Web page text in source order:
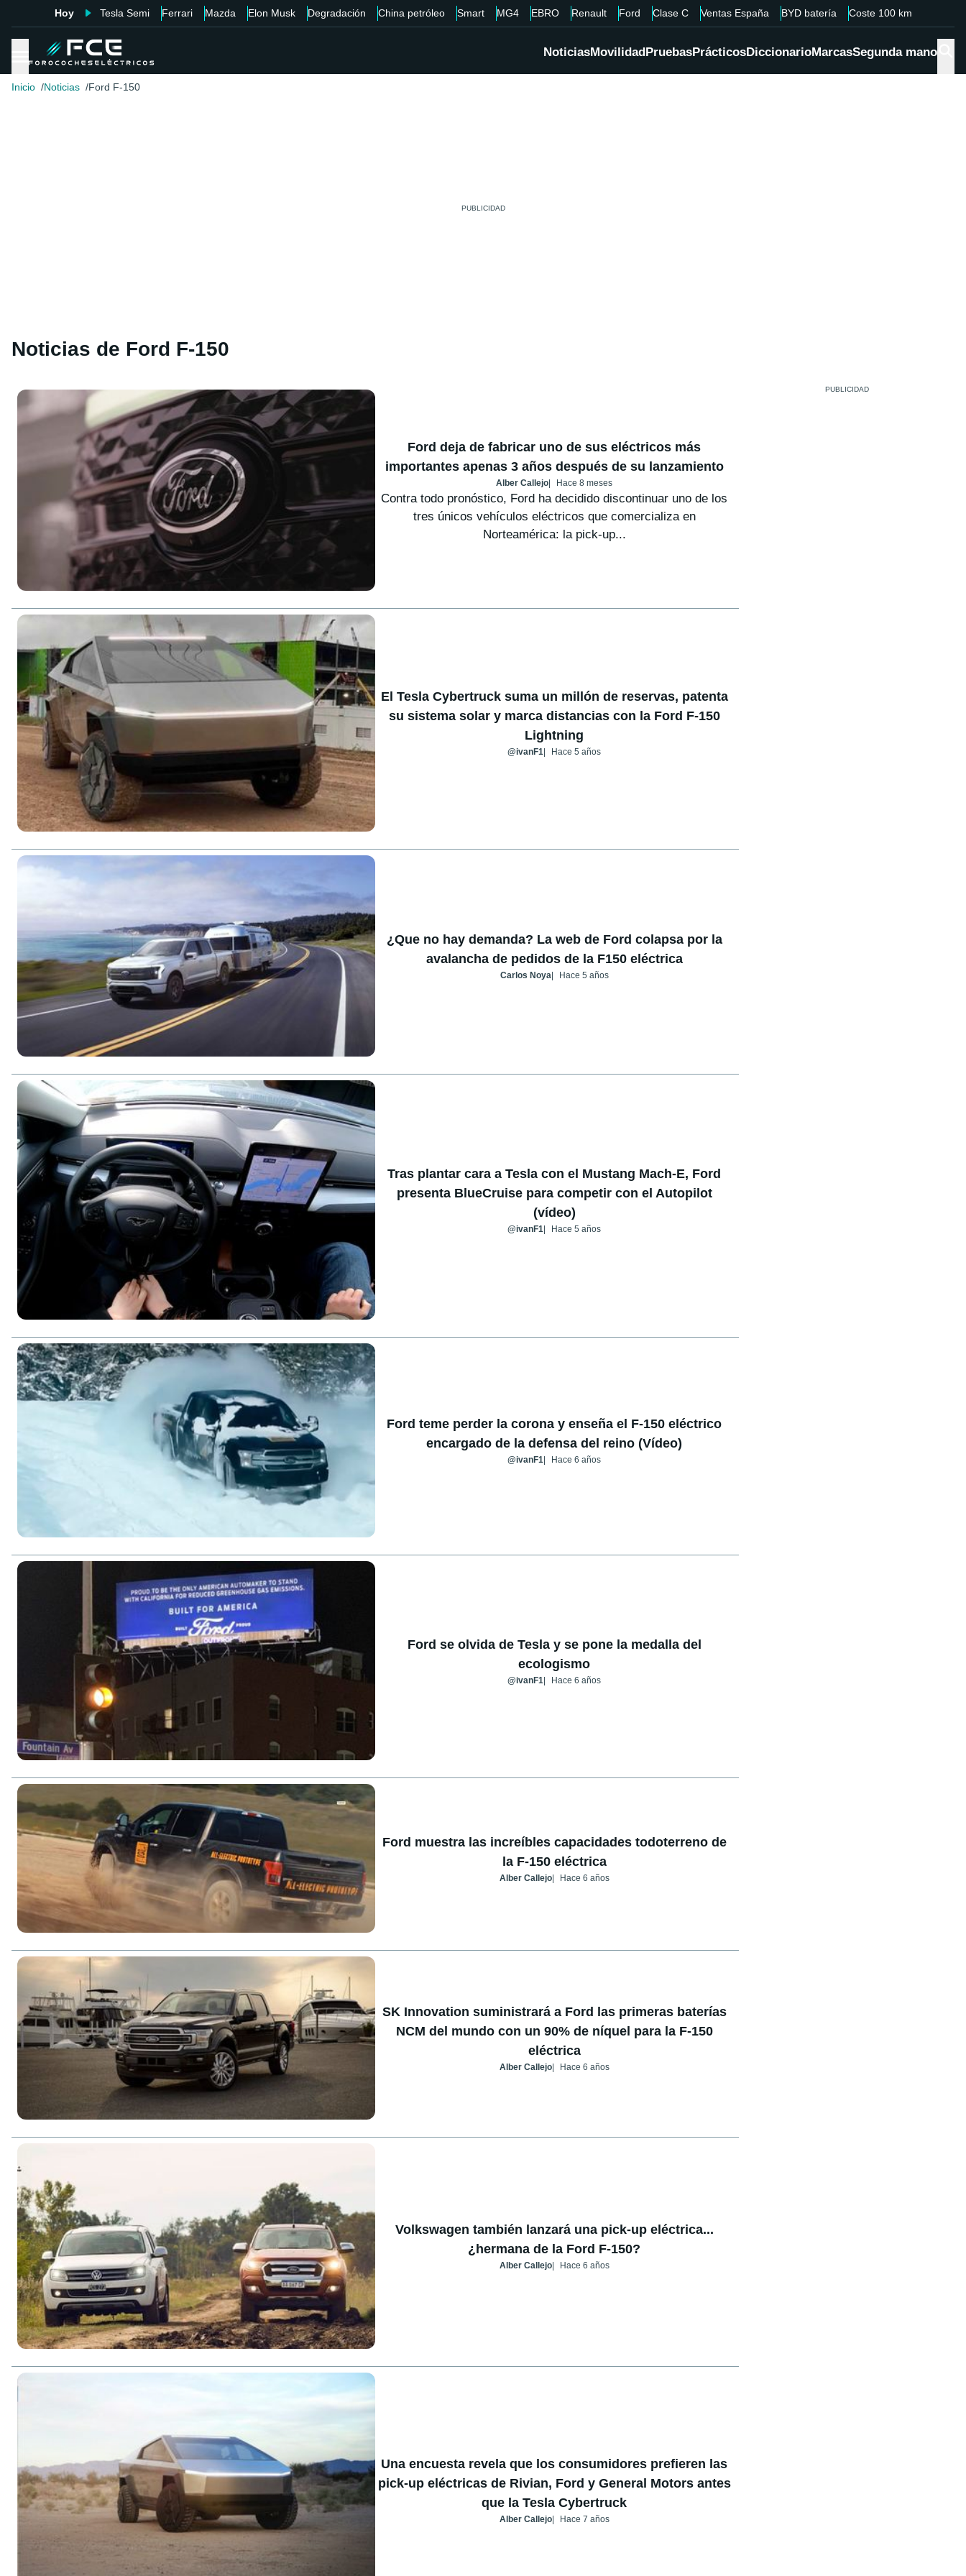
Hoy Tesla Semi Ferrari Mazda Elon Musk Degradación China petróleo Smart MG4 EBRO Renault Ford Clase C Ventas España BYD batería Coste 100 km
NoticiasMovilidadPruebasPrácticosDiccionarioMarcasSegunda mano
Inicio Noticias Ford F-150
Noticias de Ford F-150
Ford deja de fabricar uno de sus eléctricos más
importantes apenas 3 años después de su lanzamiento
Alber Callejo Hace 8 meses
Contra todo pronóstico, Ford ha decidido discontinuar uno de los
tres únicos vehículos eléctricos que comercializa en
Norteamérica: la pick-up...
El Tesla Cybertruck suma un millón de reservas, patenta
su sistema solar y marca distancias con la Ford F-150
Lightning
@ivanF1 Hace 5 años
¿Que no hay demanda? La web de Ford colapsa por la
avalancha de pedidos de la F150 eléctrica
Carlos Noya Hace 5 años
Tras plantar cara a Tesla con el Mustang Mach-E, Ford
presenta BlueCruise para competir con el Autopilot
(vídeo)
@ivanF1 Hace 5 años
Ford teme perder la corona y enseña el F-150 eléctrico
encargado de la defensa del reino (Vídeo)
@ivanF1 Hace 6 años
Ford se olvida de Tesla y se pone la medalla del
ecologismo
@ivanF1 Hace 6 años
Ford muestra las increíbles capacidades todoterreno de
la F-150 eléctrica
Alber Callejo Hace 6 años
SK Innovation suministrará a Ford las primeras baterías
NCM del mundo con un 90% de níquel para la F-150
eléctrica
Alber Callejo Hace 6 años
Volkswagen también lanzará una pick-up eléctrica...
¿hermana de la Ford F-150?
Alber Callejo Hace 6 años
Una encuesta revela que los consumidores prefieren las
pick-up eléctricas de Rivian, Ford y General Motors antes
que la Tesla Cybertruck
Alber Callejo Hace 7 años